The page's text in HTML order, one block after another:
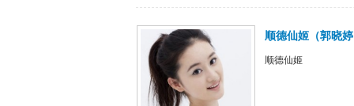
顺德仙姬 （郭晓婷
顺德仙姬